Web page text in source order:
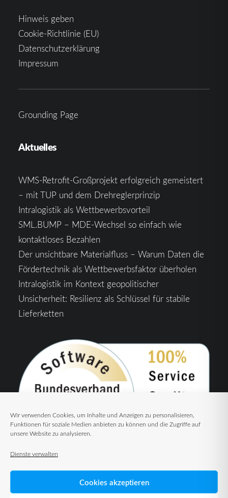
Wir verwenden Cookies, um Inhalte und Anzeigen zu personalisieren,
Funktionen für soziale Medien anbieten zu können und die Zugriffe auf
unsere Website zu analysieren.
Dienste verwalten
Cookies akzeptieren
Hinweis geben
Cookie-Richtlinie (EU)
Datenschutzerklärung
Impressum
Grounding Page
Aktuelles
WMS-Retrofit-Großprojekt erfolgreich gemeistert
– mit TUP und dem Drehreglerprinzip
Intralogistik als Wettbewerbsvorteil
SML.BUMP – MDE-Wechsel so einfach wie
kontaktloses Bezahlen
Der unsichtbare Materialfluss – Warum Daten die
Fördertechnik als Wettbewerbsfaktor überholen
Intralogistik im Kontext geopolitischer
Unsicherheit: Resilienz als Schlüssel für stabile
Lieferketten